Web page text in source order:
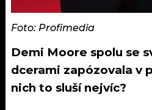
Foto: Profimedia
Demi Moore spolu se
dcerami zapózovala v
nich to sluší nejvíc?